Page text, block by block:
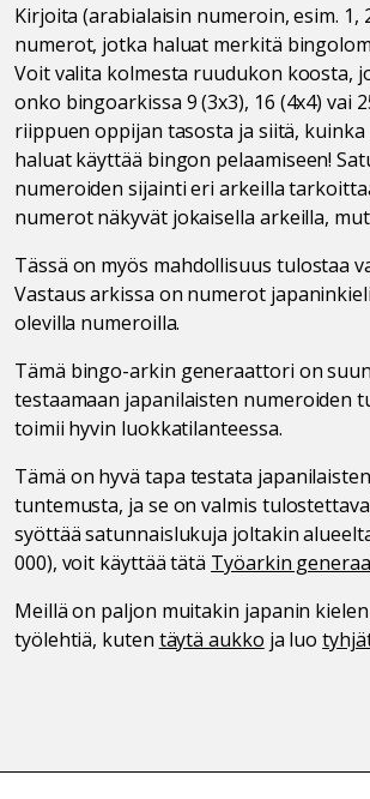
Kirjoita (arabialaisin numeroin, esim. 1,
numerot, jotka haluat merkitä
Voit valita kolmesta ruudukon koosta,
onko bingoarkissa 9 (3x3), 16 (4x4) vai
riippuen oppijan tasosta ja siitä, kuinka
haluat käyttää bingon pelaamiseen!
numeroiden sijainti eri arkeilla
numerot näkyvät jokaisella arkeilla,
Tässä on myös mahdollisuus tulostaa
Vastaus arkissa on numerot
olevilla numeroilla.
Tämä bingo-arkin generaattori on
testaamaan japanilaisten numeroiden
toimii hyvin luokkatilanteessa.
Tämä on hyvä tapa testata
tuntemusta, ja se on valmis
syöttää satunnaislukuja joltakin
000), voit käyttää tätä Työarkin
Meillä on paljon muitakin japanin
työlehtiä, kuten täytä aukko ja luo